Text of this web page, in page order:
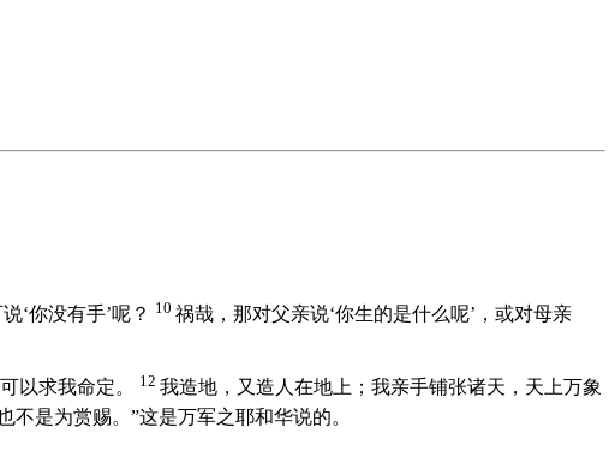
‘你没有手’呢？ 10 祸哉，那对父亲说‘你生的是什么呢’，或对母亲
以求我命定。 12 我造地，又造人在地上；我亲手铺张诸天，天上万象
是为赏赐。”这是万军之耶和华说的。